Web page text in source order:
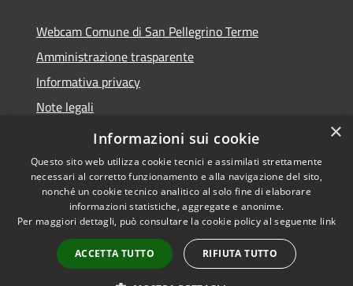
Webcam Comune di San Pellegrino Terme
Amministrazione trasparente
Informativa privacy
Note legali
Dichiarazione di accessibilità
Accessibilità
Copyright © 2026 • Comune di
San Pellegrino Terme •
Powered byMunicipium
Accesso redazione
×
Informazioni sui cookie
Questo sito web utilizza cookie tecnici e assimilati strettamente
necessari al corretto funzionamento e alla navigazione del sito,
nonché un cookie tecnico analitico al solo fine di elaborare
informazioni statistiche, aggregate e anonime.
Per maggiori dettagli, può consultare la cookie policy al seguente link
ACCETTA TUTTO RIFIUTA TUTTO